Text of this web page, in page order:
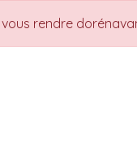
rendre